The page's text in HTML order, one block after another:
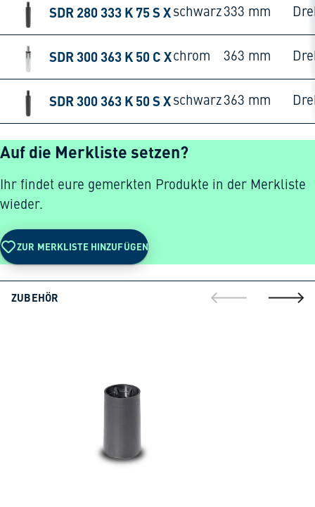
SDR 280 333 K 75 S X schwarz333 mm
SDR 300 363 K 50 C Xchrom 363 mm
SDR 300 363 K 50 S X schwarz363 mm
Auf die Merkliste setzen?
Ihr findet eure gemerkten Produkte in der Merkliste
wieder.
ZUR MERKLISTE HINZUFÜGEN
ZUBEHÖR
gehe zur gehe